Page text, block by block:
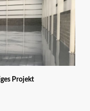
Projekt